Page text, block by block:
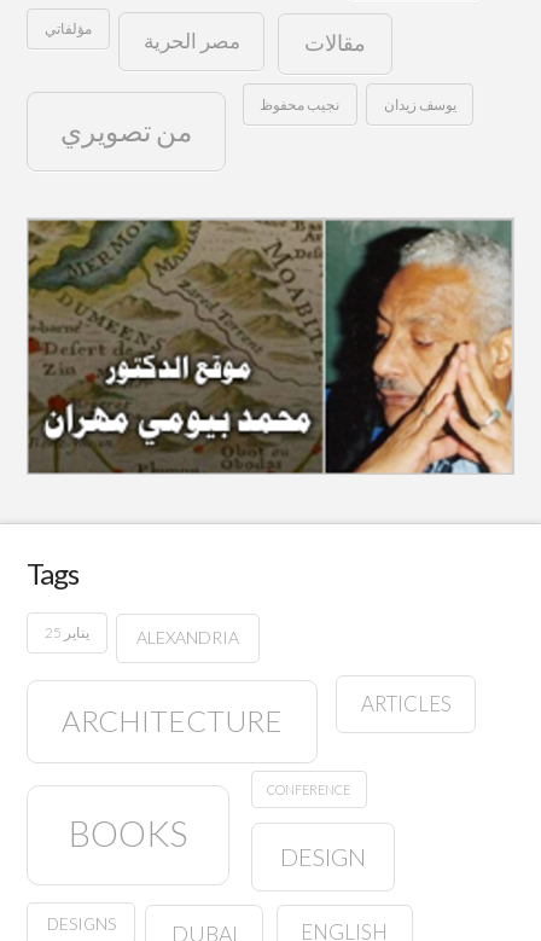
مؤلفاتي مصر الحرية مقالات
من تصويري
نجيب محفوظ يوسف زيدان
Tags
25 يناير ALEXANDRIA
ARCHITECTURE
ARTICLES
BOOKS
CONFERENCE
DESIGN
DESIGNS DUBAI ENGLISH